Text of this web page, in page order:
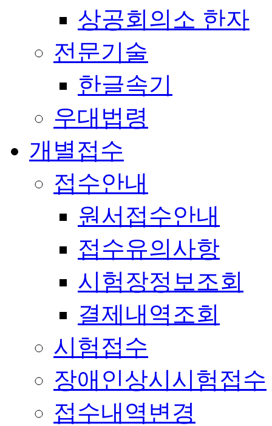
상공회의소 한자
전문기술
한글속기
우대법령
개별접수
접수안내
원서접수안내
접수유의사항
시험장정보조회
결제내역조회
시험접수
장애인상시시험접수
접수내역변경